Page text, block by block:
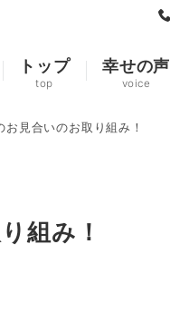
トップ
top
幸せの声
voice
見合いのお取り組み！
組み！